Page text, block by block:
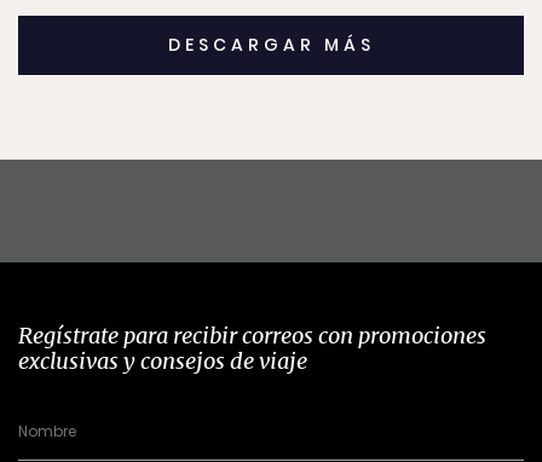
DESCARGAR MÁS
Regístrate para recibir correos con promociones
exclusivas y consejos de viaje